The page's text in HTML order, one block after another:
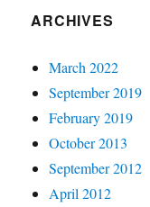
ARCHIVES
March 2022
September 2019
February 2019
October 2013
September 2012
April 2012